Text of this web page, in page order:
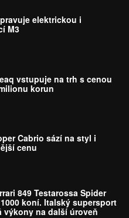
elektrickou i
M3
vstupuje na trh s cenou
korun
Cabrio sází na styl i
cenu
849 Testarossa Spider
koní. Italský supersport
výkony na další úroveň